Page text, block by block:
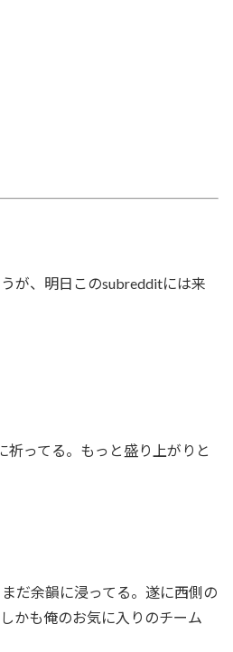
が、明日このsubredditには来
祈ってる。もっと盛り上がりと
だ余韻に浸ってる。遂に西側の
かも俺のお気に入りのチーム